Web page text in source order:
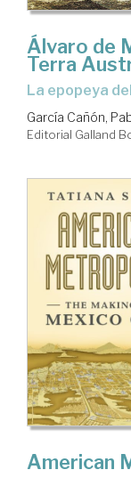
Álvaro de
Terra
La epopeya
García Cañón,
Editorial Galland
American